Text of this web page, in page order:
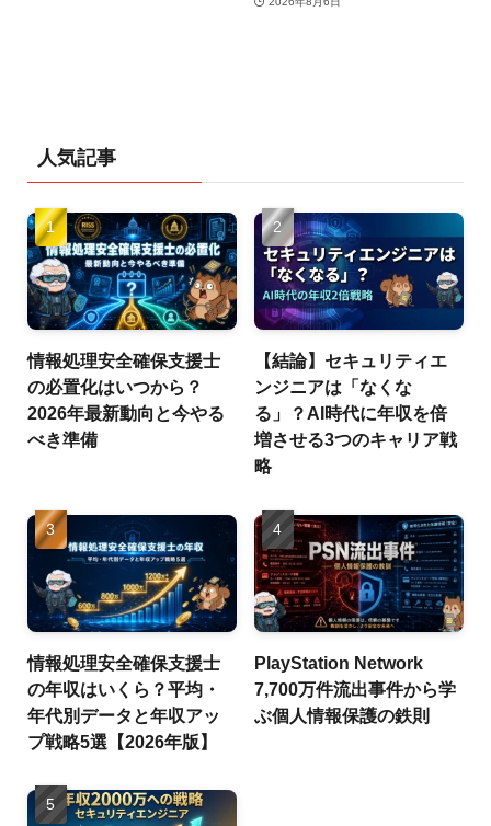
人気記事
情報処理安全確保支援士
の必置化はいつから？
2026年最新動向と今やる
べき準備
【結論】セキュリティエ
ンジニアは「なくな
る」？AI時代に年収を倍
増させる3つのキャリア戦
略
情報処理安全確保支援士
の年収はいくら？平均・
年代別データと年収アッ
プ戦略5選【2026年版】
PlayStation Network
7,700万件流出事件から学
ぶ個人情報保護の鉄則